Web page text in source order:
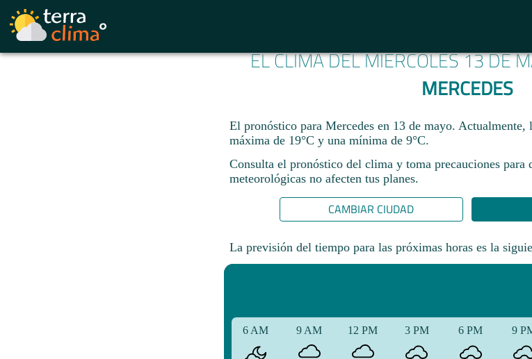
EL CLIMA DEL MIÉRCOLES 13 DE
MERCEDES
El pronóstico para Mercedes en 13 de mayo. Actualmente,
máxima de 19°C y una mínima de 9°C.
Consulta el pronóstico del clima y toma precauciones para
meteorológicas no afecten tus planes.​
CAMBIAR CIUDAD
La previsión del tiempo para las próximas horas es la
6 AM 9 AM 12 PM 3 PM 6 PM 9